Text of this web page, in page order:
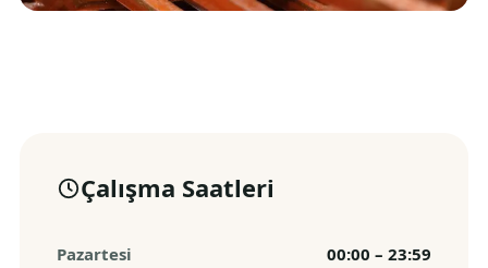
Çalışma Saatleri
Pazartesi 00:00 – 23:59